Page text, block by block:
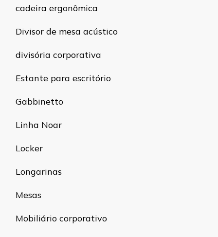
cadeira ergonômica
Divisor de mesa acústico
divisória corporativa
Estante para escritório
Gabbinetto
Linha Noar
Locker
Longarinas
Mesas
Mobiliário corporativo